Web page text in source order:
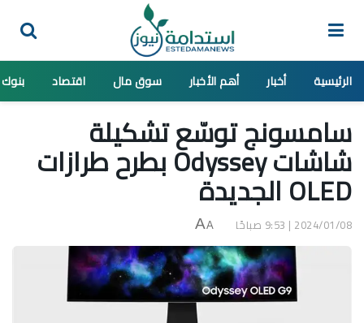
الرئيسية أخبار أهم الأخبار سوق مال اقتصاد بنوك
سامسونج توسّع تشكيلة
شاشات Odyssey بطرح طرازات
OLED الجديدة
2024/01/08 | 9:53 صباحًا A
A